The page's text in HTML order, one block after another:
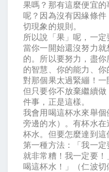
果嗎？那有這麼便宜
呢？因為沒有因緣條
切現象的規則。
所以說「果」呢，一
當你一開始還沒努力
的。所以要努力，盡
的智慧、你的能力、
對那個果太過緊繃！一
但只要你不放棄繼續
件事，正是這樣。
我會用喝這杯水來舉
旁邊的水）。有杯水
杯水。但要怎麼達到這
第一種方法：「我一
就非常糟！我一定要
喝這杯水！」（仁波